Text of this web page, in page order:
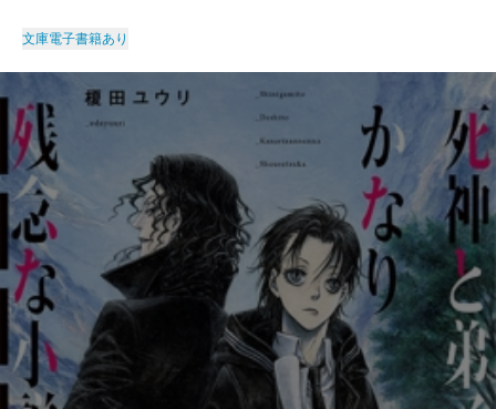
文庫電子書籍あり